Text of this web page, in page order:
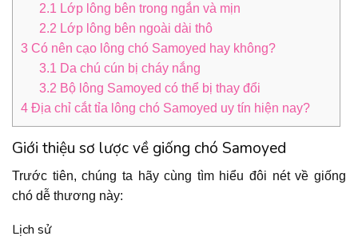
2.1 Lớp lông bên trong ngắn và mịn
2.2 Lớp lông bên ngoài dài thô
3 Có nên cạo lông chó Samoyed hay không?
3.1 Da chú cún bị cháy nắng
3.2 Bộ lông Samoyed có thể bị thay đổi
4 Địa chỉ cắt tỉa lông chó Samoyed uy tín hiện nay?
Giới thiệu sơ lược về giống chó Samoyed
Trước tiên, chúng ta hãy cùng tìm hiểu đôi nét về giống
chó dễ thương này:
Lịch sử